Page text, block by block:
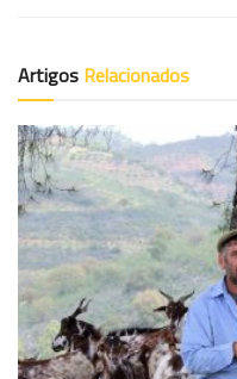
Artigos Relacionados